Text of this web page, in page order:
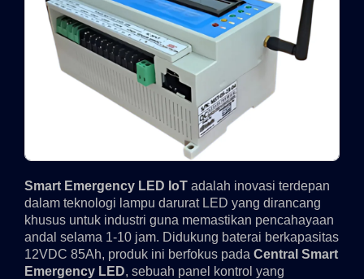
Smart Emergency LED IoT adalah inovasi terdepan
dalam teknologi lampu darurat LED yang dirancang
khusus untuk industri guna memastikan pencahayaan
andal selama 1-10 jam. Didukung baterai berkapasitas
12VDC 85Ah, produk ini berfokus pada Central Smart
Emergency LED , sebuah panel kontrol yang